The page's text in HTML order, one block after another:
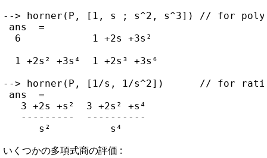
--> horner(P, [1, s ; s^2, s^3]) // for
ans  =
  6            1 +2s +3s²
  1 +2s² +3s⁴  1 +2s³ +3s⁶
--> horner(P, [1/s, 1/s^2])      // for
ans  =
   3 +2s +s²  3 +2s² +s⁴
   ---------  ----------
いくつかの多項式商の評価 :